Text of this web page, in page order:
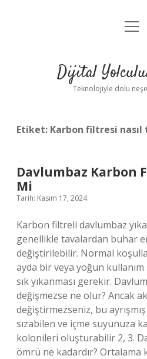
Anasayfa
Yasal
Dijital
Teknolojiyle dolu
Etiket: Karbon filtresi
Davlumbaz Karbon
Mi
Tarih: Kasım 17, 2024
Karbon filtreli davlumbaz
genellikle tavalardan buhar
değiştirilebilir. Normal
ayda bir veya yoğun
sık yıkanması gerekir.
değişmezse ne olur? Ancak
değiştirmezseniz, bu
sızabilen ve içme suyunuza
kolonileri oluşturabilir 2, 3.
ömrü ne kadardır? Ortalama